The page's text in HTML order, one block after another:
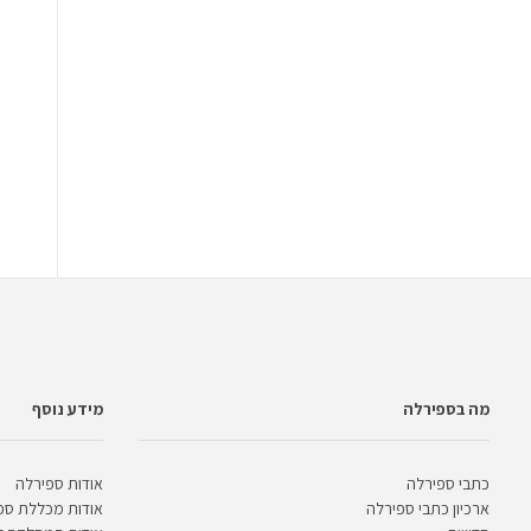
מידע נוסף
אודות ספירלה
אודות מכללת
מה בספירלה
כתבי ספירלה
ארכיון כתבי ספירלה